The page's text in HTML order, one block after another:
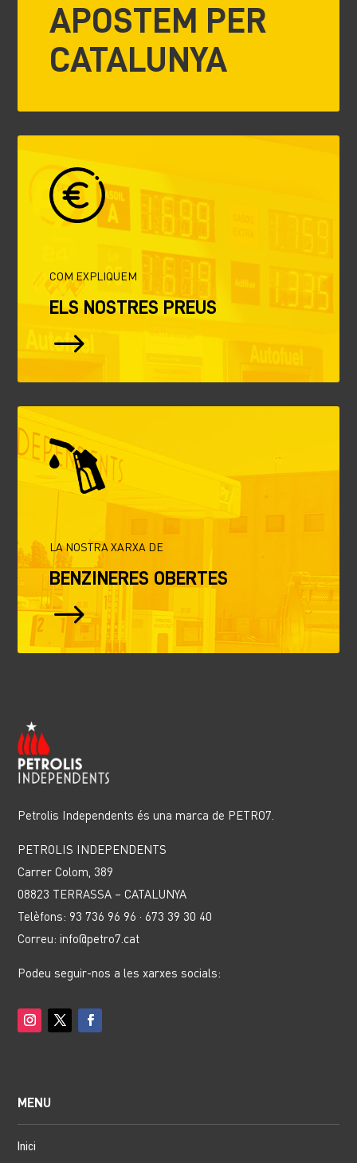
APOSTEM PER
CATALUNYA
COM EXPLIQUEM
ELS NOSTRES PREUS
$
LA NOSTRA XARXA DE
BENZINERES OBERTES
$
Petrolis Independents és una marca de PETRO7.
PETROLIS INDEPENDENTS
Carrer Colom, 389
08823 TERRASSA – CATALUNYA
Telèfons: 93 736 96 96 · 673 39 30 40
Correu: info@petro7.cat
Podeu seguir-nos a les xarxes socials:
MENU
Inici